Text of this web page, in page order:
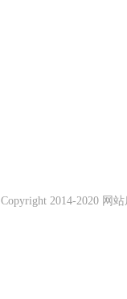
2014-2020 网